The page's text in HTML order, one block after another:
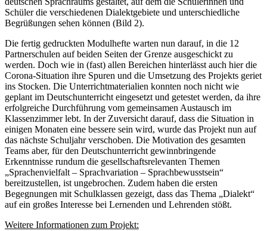
Schüler die verschiedenen Dialektgebiete und unterschiedliche
Begrüßungen sehen können (Bild 2).
Die fertig gedruckten Modulhefte warten nun darauf, in die 12
Partnerschulen auf beiden Seiten der Grenze ausgeschickt zu
werden. Doch wie in (fast) allen Bereichen hinterlässt auch hier die
Corona-Situation ihre Spuren und die Umsetzung des Projekts geriet
ins Stocken. Die Unterrichtmaterialien konnten noch nicht wie
geplant im Deutschunterricht eingesetzt und getestet werden, da ihre
erfolgreiche Durchführung vom gemeinsamen Austausch im
Klassenzimmer lebt. In der Zuversicht darauf, dass die Situation in
einigen Monaten eine bessere sein wird, wurde das Projekt nun auf
das nächste Schuljahr verschoben. Die Motivation des gesamten
Teams aber, für den Deutschunterricht gewinnbringende
Erkenntnisse rundum die gesellschaftsrelevanten Themen
„Sprachenvielfalt – Sprachvariation – Sprachbewusstsein“
bereitzustellen, ist ungebrochen. Zudem haben die ersten
Begegnungen mit Schulklassen gezeigt, dass das Thema „Dialekt“
auf ein großes Interesse bei Lernenden und Lehrenden stößt.
Weitere Informationen zum Projekt: